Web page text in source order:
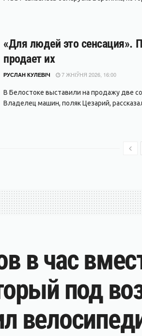
«Для людей это сенсация».
продает их
РУСЛАН КУЛЕВІЧ 7 ЖНІЎНЯ 2026, 16:00
В Белостоке выставили на продажу две
Владелец машин, поляк Цезарий,
в час
под